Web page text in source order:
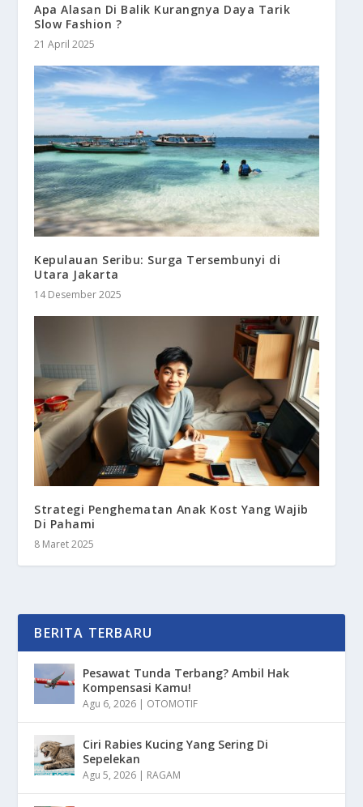
Apa Alasan Di Balik Kurangnya Daya Tarik
Slow Fashion ?
21 April 2025
Kepulauan Seribu: Surga Tersembunyi di
Utara Jakarta
14 Desember 2025
Strategi Penghematan Anak Kost Yang Wajib
Di Pahami
8 Maret 2025
BERITA TERBARU
Pesawat Tunda Terbang? Ambil Hak
Kompensasi Kamu!
Agu 6, 2026 | OTOMOTIF
Ciri Rabies Kucing Yang Sering Di
Sepelekan
Agu 5, 2026 | RAGAM